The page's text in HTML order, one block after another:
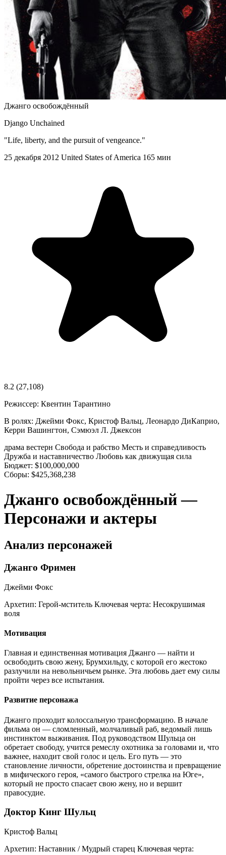
Джанго освобождённый
Django Unchained
"Life, liberty, and the pursuit of vengeance."
25 декабря 2012 United States of America 165 мин
8.2 (27,108)
Режиссер: Квентин Тарантино
В ролях: Джейми Фокс, Кристоф Вальц, Леонардо ДиКаприо,
Керри Вашингтон, Сэмюэл Л. Джексон
драма вестерн Свобода и рабство Месть и справедливость
Дружба и наставничество Любовь как движущая сила
Бюджет: $100,000,000
Сборы: $425,368,238
Джанго освобождённый —
Персонажи и актеры
Анализ персонажей
Джанго Фримен
Джейми Фокс
Архетип: Герой-мститель Ключевая черта: Несокрушимая
воля
Мотивация
Главная и единственная мотивация Джанго — найти и
освободить свою жену, Брумхильду, с которой его жестоко
разлучили на невольничьем рынке. Эта любовь дает ему силы
пройти через все испытания.
Развитие персонажа
Джанго проходит колоссальную трансформацию. В начале
фильма он — сломленный, молчаливый раб, ведомый лишь
инстинктом выживания. Под руководством Шульца он
обретает свободу, учится ремеслу охотника за головами и, что
важнее, находит свой голос и цель. Его путь — это
становление личности, обретение достоинства и превращение
в мифического героя, «самого быстрого стрелка на Юге»,
который не просто спасает свою жену, но и вершит
правосудие.
Доктор Кинг Шульц
Кристоф Вальц
Архетип: Наставник / Мудрый старец Ключевая черта: